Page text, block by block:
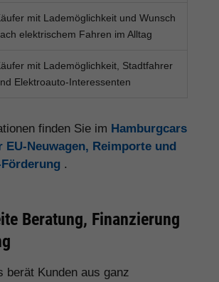
mit Lademöglichkeit und Wunsch
elektrischem Fahren im Alltag
mit Lademöglichkeit, Stadtfahrer
Elektroauto-Interessenten
finden Sie im Hamburgcars
EU-Neuwagen, Reimporte und
.
Beratung, Finanzierung
berät Kunden aus ganz